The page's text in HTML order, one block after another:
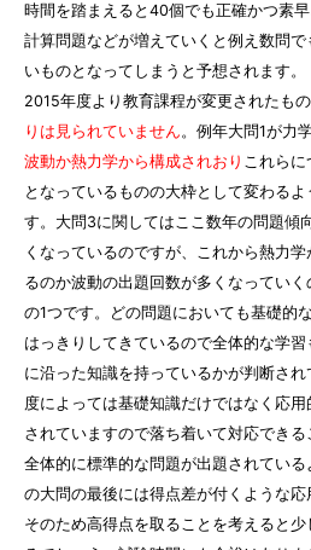
時間を踏まえると40個でも正確かつ素
計算問題などが増えていくと例え数問
いものとなってしまうと予想されます。
2015年度より教育課程が変更されたも
りは見られていません。例年大問1が力
波動か熱力学から構成されおり これらに
となっているものの大枠として変わる
す。大問3に関してはここ数年の問題傾
くなっているのですが、これから熱力
るのか波動の出題回数が多くなってい
の1つです。どの問題においても基礎的
はっきりしてきているので全体的な学
に沿った知識を持っているかが判断さ
度によっては基礎知識だけではなく応
されていますので落ち着いて対応できる
全体的に標準的な問題が出題されてい
の大問の最後には得点差が付くような応
そのため高得点を取ることを考えると